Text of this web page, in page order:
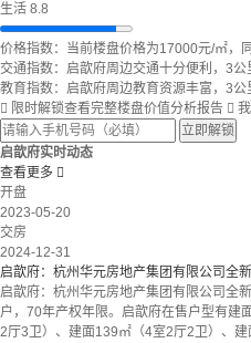
生活 8.8
价格指数：当前楼盘价格为17000元/㎡，
交通指数：启歆府周边交通十分便利，3公
教育指数：启歆府周边教育资源丰富，3公
 限时解锁查看完整楼盘价值分析报告 
立即解锁
启歆府实时动态
查看更多 
开盘
2023-05-20
交房
2024-12-31
启歆府：杭州华元房地产集团有限公司全
启歆府：杭州华元房地产集团有限公司全
户，70年产权年限。启歆府在售户型有
2厅3卫）、建面139㎡（4室2厅2卫）、